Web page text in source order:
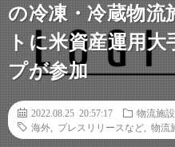
の冷凍・冷蔵物流
トに米資産運用
プが参加
2022.08.25 20:57:17
物流施
海外
プレスリリースなど 物流